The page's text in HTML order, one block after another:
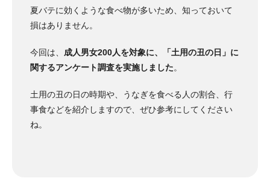
夏バテに効くような食べ物が多いため、知っておいて
損はありません。
今回は、 成人男女200人を対象に、「土用の丑の日」に
関するアンケート調査を実施しました。
土用の丑の日の時期や、うなぎを食べる人の割合、行
事食などを紹介しますので、ぜひ参考にしてください
ね。